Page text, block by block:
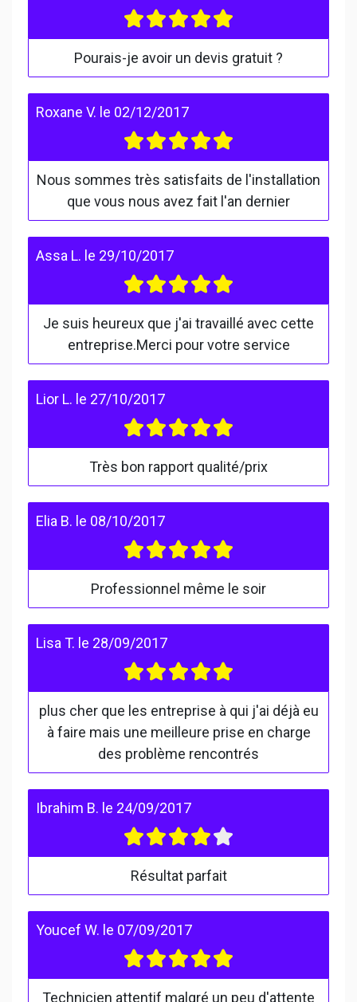
Pourais-je avoir un devis gratuit ?
Roxane V. le 02/12/2017
Nous sommes très satisfaits de l'installation
que vous nous avez fait l'an dernier
Assa L. le 29/10/2017
Je suis heureux que j'ai travaillé avec cette
entreprise.Merci pour votre service
Lior L. le 27/10/2017
Très bon rapport qualité/prix
Elia B. le 08/10/2017
Professionnel même le soir
Lisa T. le 28/09/2017
plus cher que les entreprise à qui j'ai déjà eu
à faire mais une meilleure prise en charge
des problème rencontrés
Ibrahim B. le 24/09/2017
Résultat parfait
Youcef W. le 07/09/2017
Technicien attentif malgré un peu d'attente